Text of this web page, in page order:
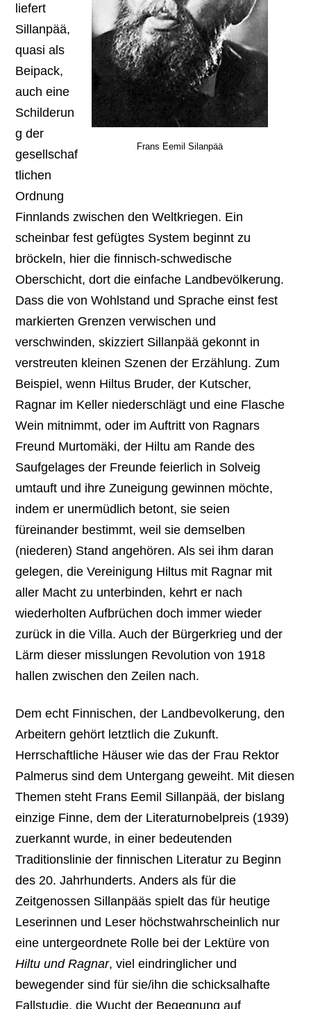
Frans Eemil Silanpää
liefert
Sillanpää,
quasi als
Beipack,
auch eine
Schilderun
g der
gesellschaf
tlichen
Ordnung
Finnlands zwischen den Weltkriegen. Ein
scheinbar fest gefügtes System beginnt zu
bröckeln, hier die finnisch-schwedische
Oberschicht, dort die einfache Landbevölkerung.
Dass die von Wohlstand und Sprache einst fest
markierten Grenzen verwischen und
verschwinden, skizziert Sillanpää gekonnt in
verstreuten kleinen Szenen der Erzählung. Zum
Beispiel, wenn Hiltus Bruder, der Kutscher,
Ragnar im Keller niederschlägt und eine Flasche
Wein mitnimmt, oder im Auftritt von Ragnars
Freund Murtomäki, der Hiltu am Rande des
Saufgelages der Freunde feierlich in Solveig
umtauft und ihre Zuneigung gewinnen möchte,
indem er unermüdlich betont, sie seien
füreinander bestimmt, weil sie demselben
(niederen) Stand angehören. Als sei ihm daran
gelegen, die Vereinigung Hiltus mit Ragnar mit
aller Macht zu unterbinden, kehrt er nach
wiederholten Aufbrüchen doch immer wieder
zurück in die Villa. Auch der Bürgerkrieg und der
Lärm dieser misslungen Revolution von 1918
hallen zwischen den Zeilen nach.
Dem echt Finnischen, der Landbevolkerung, den
Arbeitern gehört letztlich die Zukunft.
Herrschaftliche Häuser wie das der Frau Rektor
Palmerus sind dem Untergang geweiht. Mit diesen
Themen steht Frans Eemil Sillanpää, der bislang
einzige Finne, dem der Literaturnobelpreis (1939)
zuerkannt wurde, in einer bedeutenden
Traditionslinie der finnischen Literatur zu Beginn
des 20. Jahrhunderts. Anders als für die
Zeitgenossen Sillanpääs spielt das für heutige
Leserinnen und Leser höchstwahrscheinlich nur
eine untergeordnete Rolle bei der Lektüre von
Hiltu und Ragnar, viel eindringlicher und
bewegender sind für sie/ihn die schicksalhafte
Fallstudie, die Wucht der Begegnung auf